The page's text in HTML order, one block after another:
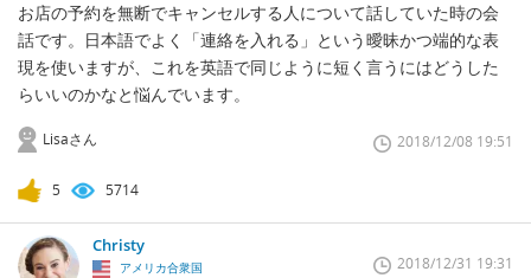
お店の予約を無断でキャンセルする人について話していた時の会
話です。日本語でよく「連絡を入れる」という曖昧かつ端的な表
現を使いますが、これを英語で同じように短く言うにはどうした
らいいのかなと悩んでいます。
Lisaさん 2018/12/08 19:51
5 5714
Christy
アメリカ合衆国 2018/12/31 19:31